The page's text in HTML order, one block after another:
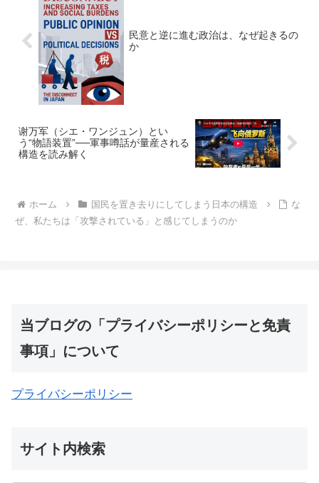
民意と逆に進む政治は、なぜ起きるの
か
谢万军（シエ・ワンジュン）とい
う“物語装置”──軍事噂話が量産される
構造を読み解く
ホーム 国民を置き去りにしてしまう日本の構造
な
ぜ、私たちは「攻撃されている」と感じてしまうのか
当ブログの「プライバシーポリシーと免責
事項」について
プライバシーポリシー
サイト内検索